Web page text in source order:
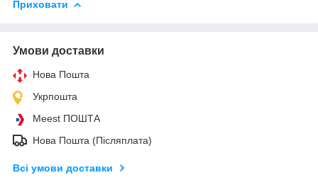
Приховати
Умови доставки
Нова Пошта
Укрпошта
Meest ПОШТА
Нова Пошта (Післяплата)
Всі умови доставки